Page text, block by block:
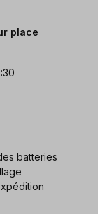
place
batteries